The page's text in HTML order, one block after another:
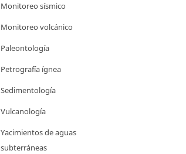
Monitoreo sísmico
Monitoreo volcánico
Paleontología
Petrografía ígnea
Sedimentología
Vulcanología
Yacimientos de aguas
subterráneas